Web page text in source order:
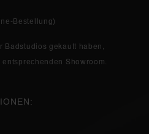
Bestellung)
Badstudios gekauft haben,
Showroom.